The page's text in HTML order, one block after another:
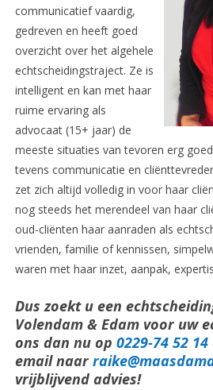
communicatief vaardig,
gedreven en heeft goed
overzicht over het algehele
echtscheidingstraject. Ze is
intelligent en kan met haar
ruime ervaring als
advocaat (15+ jaar) de
meeste situaties van tevoren erg
tevens communicatie en
zet zich altijd volledig in voor haar
nog steeds het merendeel van haar
oud-cliënten haar aanraden als
vrienden, familie of kennissen,
waren met haar inzet, aanpak,
Dus zoekt u een
Volendam & Edam voor uw
ons dan nu op 0229-74 52 14
email naar
vrijblijvend advies!